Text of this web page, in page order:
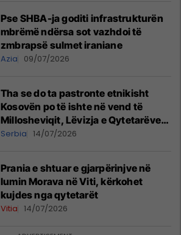
Pse SHBA-ja goditi infrastrukturën
mbrëmë ndërsa sot vazhdoi të
zmbrapsë sulmet iraniane
Azia 09/07/2026
Tha se do ta pastronte etnikisht
Kosovën po të ishte në vend të
Millosheviqit, Lëvizja e Qytetarëve
të Lirë në Serbi kërkon shkarkimin e
Serbia 14/07/2026
Prania e shtuar e gjarpërinjve në
lumin Morava në Viti, kërkohet
kujdes nga qytetarët
Vitia 14/07/2026